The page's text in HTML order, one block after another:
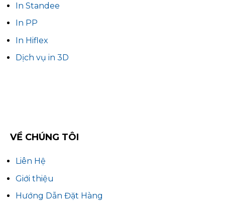
In Standee
In PP
In Hiflex
Dịch vụ in 3D
VỀ CHÚNG TÔI
Liên Hệ
Giới thiệu
Hướng Dẫn Đặt Hàng